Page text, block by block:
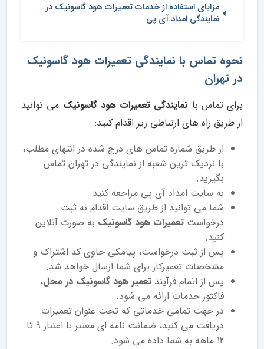
مزایای استفاده از خدمات تعمیرات هود گاسونیک در
نمایندگی امداد آی پی
نحوه تماس با نمایندگی تعمیرات هود گاسونیک
در تهران
برای تماس با نمایندگی تعمیرات هود گاسونیک می توانید
از طریق راه های ارتباطی زیر اقدام کنید:
از طریق شماره تماس های درج شده در انتهای مطلب،
با نزدیک ترین شعبه از نمایندگی در تهران تماس
بگیرید.
به سایت امداد آی پی مراجعه کنید.
شما می توانید از طریق سایت اقدام به ثبت
درخواست تعمیرات هود گاسونیک به صورت آنلاین
کنید.
پس از ثبت درخواست، پیامکی حاوی کد اشتراک و
مشخصات تعمیرکار برای شما ارسال خواهد شد.
پس از اتمام فرآیند تعمیر هود گاسونیک در محل،
فاکتور خدمات ارائه می شود.
در جهت تمامی خدماتی که تحت عنوان تعمیرات
دریافت می کنید، ضمانت نامه ای معتبر با اعتبار 9 تا
12 ماهه به شما داده می شود.